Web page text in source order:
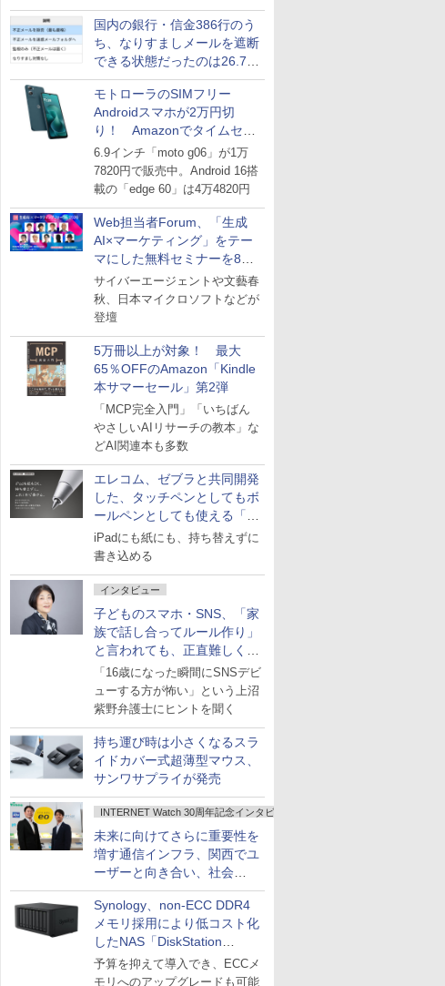
価格リストが公開中
国内の銀行・信金386行のう
ち、なりすましメールを遮断
できる状態だったのは26.7％
にとどまる～GMOブランド
セキュリティ調査
モトローラのSIMフリー
Androidスマホが2万円切
り！ Amazonでタイムセー
ル
6.9インチ「moto g06」が1万
7820円で販売中。Android 16搭
載の「edge 60」は4万4820円
Web担当者Forum、「生成
AI×マーケティング」をテー
マにした無料セミナーを8月
27日にオンライン開催
サイバーエージェントや文藝春
秋、日本マイクロソフトなどが
登壇
5万冊以上が対象！ 最大
65％OFFのAmazon「Kindle
本サマーセール」第2弾
「MCP完全入門」「いちばん
やさしいAIリサーチの教本」な
どAI関連本も多数
エレコム、ゼブラと共同開発
した、タッチペンとしてもボ
ールペンとしても使える「ス
タイラスツーウェイ」発売
iPadにも紙にも、持ち替えずに
書き込める
インタビュー
子どものスマホ・SNS、「家
族で話し合ってルール作り」
と言われても、正直難しくな
いですか？
「16歳になった瞬間にSNSデビ
ューする方が怖い」という上沼
紫野弁護士にヒントを聞く
持ち運び時は小さくなるスラ
イドカバー式超薄型マウス、
サンワサプライが発売
INTERNET Watch 30周年記念インタビュー
未来に向けてさらに重要性を
増す通信インフラ、関西でユ
ーザーと向き合い、社会
の“あたらしい”を起動し続け
る～オプテージ
Synology、non-ECC DDR4
メモリ採用により低コスト化
したNAS「DiskStation
neo+」シリーズ
予算を抑えて導入でき、ECCメ
モリへのアップグレードも可能